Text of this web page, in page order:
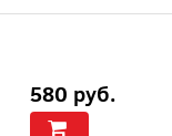
580 руб.